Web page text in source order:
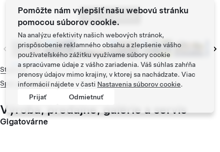
Tap to zoom
Stiahnuť
Späť na začiatok
Výroba, predajne, galérie a servis
Gigatovárne
Pomôžte nám vylepšiť našu webovú stránku
pomocou súborov cookie.
Na analýzu efektivity našich webových stránok,
prispôsobenie reklamného obsahu a zlepšenie vášho
používateľského zážitku využívame súbory cookie
a spracúvame údaje z vášho zariadenia. Váš súhlas zahŕňa
prenosy údajov mimo krajiny, v ktorej sa nachádzate. Viac
informácií nájdete v časti Nastavenia súborov cookie.
Prijať
Odmietnuť